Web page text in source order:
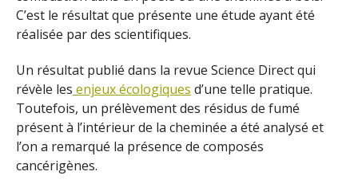
C’est le résultat que présente une étude ayant été
réalisée par des scientifiques.
Un résultat publié dans la revue Science Direct qui
révèle les enjeux écologiques d’une telle pratique.
Toutefois, un prélèvement des résidus de fumé
présent à l’intérieur de la cheminée a été analysé et
l’on a remarqué la présence de composés
cancérigènes.